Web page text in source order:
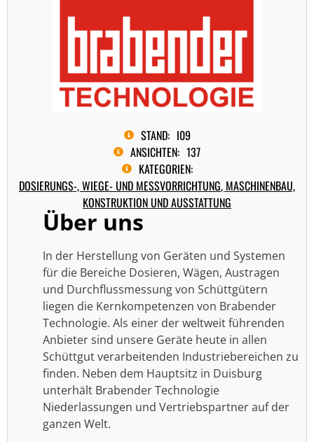
STAND: I09
ANSICHTEN: 137
KATEGORIEN:
DOSIERUNGS-, WIEGE- UND MESSVORRICHTUNG, MASCHINENBAU,
KONSTRUKTION UND AUSSTATTUNG
Über uns
In der Herstellung von Geräten und Systemen
für die Bereiche Dosieren, Wägen, Austragen
und Durchflussmessung von Schüttgütern
liegen die Kernkompetenzen von Brabender
Technologie. Als einer der weltweit führenden
Anbieter sind unsere Geräte heute in allen
Schüttgut verarbeitenden Industriebereichen zu
finden. Neben dem Hauptsitz in Duisburg
unterhält Brabender Technologie
Niederlassungen und Vertriebspartner auf der
ganzen Welt.